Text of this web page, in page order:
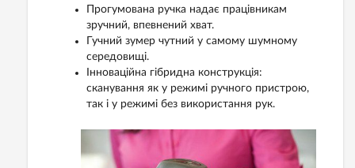
Прогумована ручка надає працівникам
зручний, впевнений хват.
Гучний зумер чутний у самому шумному
середовищі.
Інноваційна гібридна конструкція:
сканування як у режимі ручного пристрою,
так і у режимі без використання рук.